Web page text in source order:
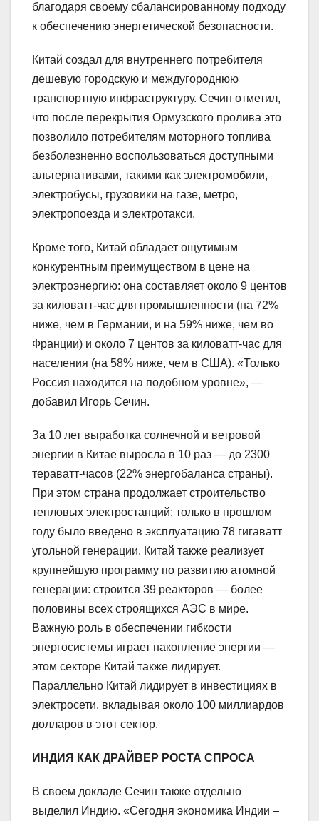
благодаря своему сбалансированному подходу
к обеспечению энергетической безопасности.
Китай создал для внутреннего потребителя
дешевую городскую и междугороднюю
транспортную инфраструктуру. Сечин отметил,
что после перекрытия Ормузского пролива это
позволило потребителям моторного топлива
безболезненно воспользоваться доступными
альтернативами, такими как электромобили,
электробусы, грузовики на газе, метро,
электропоезда и электротакси.
Кроме того, Китай обладает ощутимым
конкурентным преимуществом в цене на
электроэнергию: она составляет около 9 центов
за киловатт-час для промышленности (на 72%
ниже, чем в Германии, и на 59% ниже, чем во
Франции) и около 7 центов за киловатт-час для
населения (на 58% ниже, чем в США). «Только
Россия находится на подобном уровне», —
добавил Игорь Сечин.
За 10 лет выработка солнечной и ветровой
энергии в Китае выросла в 10 раз — до 2300
тераватт-часов (22% энергобаланса страны).
При этом страна продолжает строительство
тепловых электростанций: только в прошлом
году было введено в эксплуатацию 78 гигаватт
угольной генерации. Китай также реализует
крупнейшую программу по развитию атомной
генерации: строится 39 реакторов — более
половины всех строящихся АЭС в мире.
Важную роль в обеспечении гибкости
энергосистемы играет накопление энергии —
этом секторе Китай также лидирует.
Параллельно Китай лидирует в инвестициях в
электросети, вкладывая около 100 миллиардов
долларов в этот сектор.
ИНДИЯ КАК ДРАЙВЕР РОСТА СПРОСА
В своем докладе Сечин также отдельно
выделил Индию. «Сегодня экономика Индии –